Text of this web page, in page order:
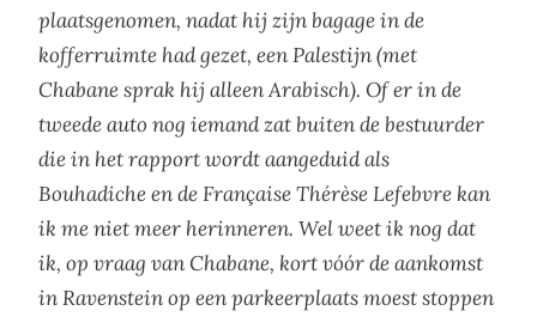
plaatsgenomen, nadat hij zijn bagage in de
kofferruimte had gezet, een Palestijn (met
Chabane sprak hij alleen Arabisch). Of er in de
tweede auto nog iemand zat buiten de bestuurder
die in het rapport wordt aangeduid als
Bouhadiche en de Française Thérèse Lefebvre kan
ik me niet meer herinneren. Wel weet ik nog dat
ik, op vraag van Chabane, kort vóór de aankomst
in Ravenstein op een parkeerplaats moest stoppen